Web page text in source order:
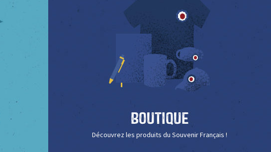
Boutique
Découvrez les produits du Souvenir Français !